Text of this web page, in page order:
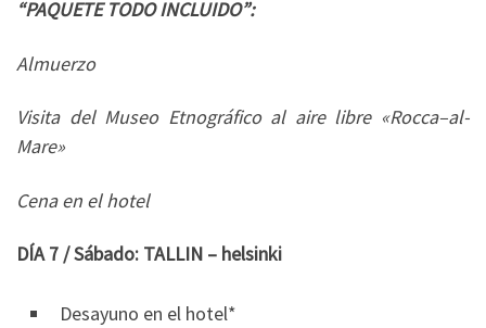
“PAQUETE TODO INCLUIDO”:
Almuerzo
Visita del Museo Etnográfico al aire libre «Rocca–al-
Mare»
Cena en el hotel
DÍA 7 / Sábado: TALLIN – helsinki
Desayuno en el hotel*